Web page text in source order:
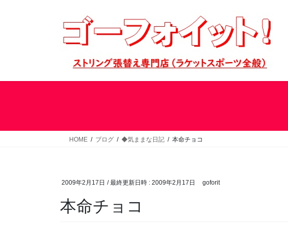
ス
ン
HOME ブログ ◆気ままな日記 本命チョコ
2009年2月17日 / 最終更新日時 : 2009年2月17日 goforit
本命チョコ